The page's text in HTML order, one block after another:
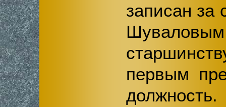
записан
первым
должность.